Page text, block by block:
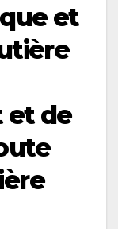
et
et de